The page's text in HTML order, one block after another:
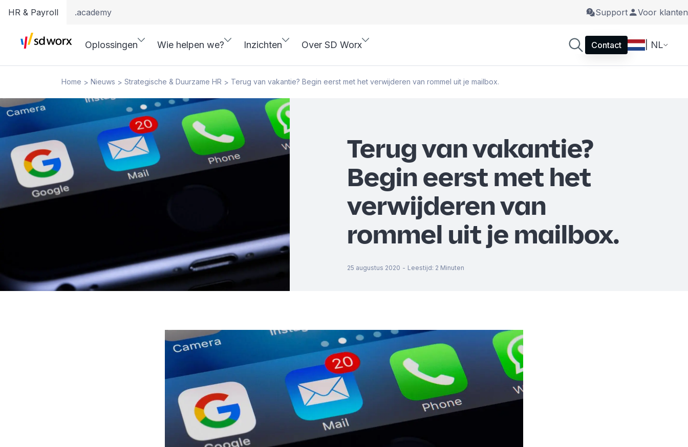
HR & Payroll .academy Support Voor klanten
Oplossingen Wie helpen we? Inzichten Over SD Worx Contact | NL
Home > Nieuws > Strategische & Duurzame HR > Terug van vakantie? Begin eerst met het verwijderen van rommel uit je mailbox.
Terug van vakantie?
Begin eerst met het
verwijderen van
rommel uit je mailbox.
25 augustus 2020 - Leestijd: 2 Minuten